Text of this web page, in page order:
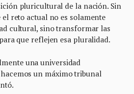
pluricultural de la nación. Sin
reto actual no es solamente
cultural, sino transformar las
que reflejen esa pluralidad.
una universidad
un máximo tribunal